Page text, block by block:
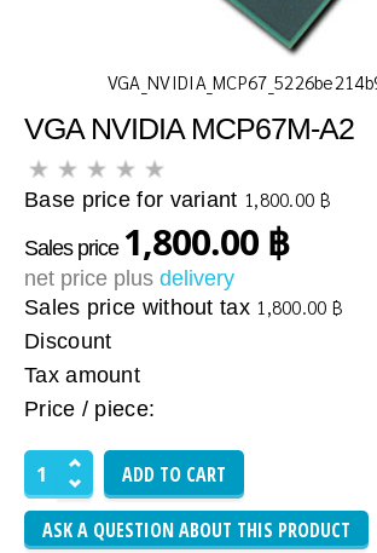
VGA NVIDIA MCP67M-A2
Base price for variant 1,800.00 ฿
Sales price 1,800.00 ฿
net price plus delivery
Sales price without tax 1,800.00 ฿
Discount
Tax amount
Price / piece:
ASK A QUESTION ABOUT THIS PRODUCT